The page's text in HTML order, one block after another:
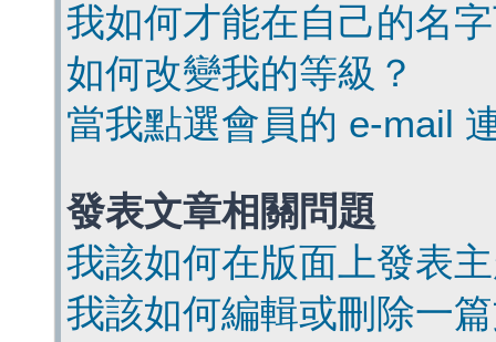
我如何才能在自己的名
如何改變我的等級？
當我點選會員的 e-mail
發表文章相關問題
我該如何在版面上發表
我該如何編輯或刪除一